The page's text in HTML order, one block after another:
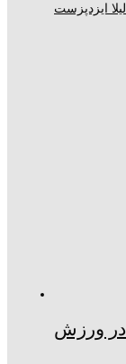
ایزدپزست
در ورزش